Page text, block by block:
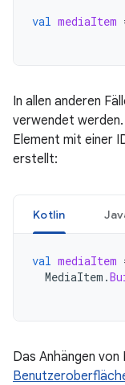
val mediaItem
In allen anderen
verwendet
Element mit einer
erstellt:
Kotlin
val mediaItem
MediaItem .
Das Anhängen